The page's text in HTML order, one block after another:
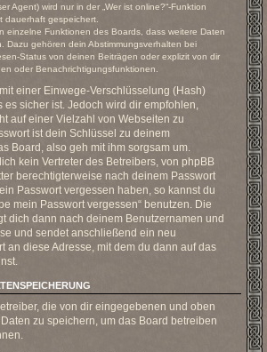
Agent) wird nur in der „Wer ist online?“-Funktion
dauerhaft gespeichert.
einzelne Funktionen des Boards, dass weitere Daten
Dazu gehören dein Abstimmungsverhalten bei
Status von deinen Beiträgen oder explizit von dir
oder Benachrichtigungsfunktionen.
einer Einwege-Verschlüsselung (Hash)
es sicher ist. Jedoch wird dir empfohlen,
auf einer Vielzahl von Webseiten zu
ist dein Schlüssel zu deinem
Board, also geh mit ihm sorgsam um.
kein Vertreter des Betreibers, von phpBB
berechtigterweise nach deinem Passwort
Passwort vergessen haben, so kannst du
mein Passwort vergessen“ benutzen. Die
dich dann nach deinem Benutzernamen und
und sendet anschließend ein neu
an diese Adresse, mit dem du dann auf das
die von dir eingegebenen und oben
zu speichern, um das Board betreiben